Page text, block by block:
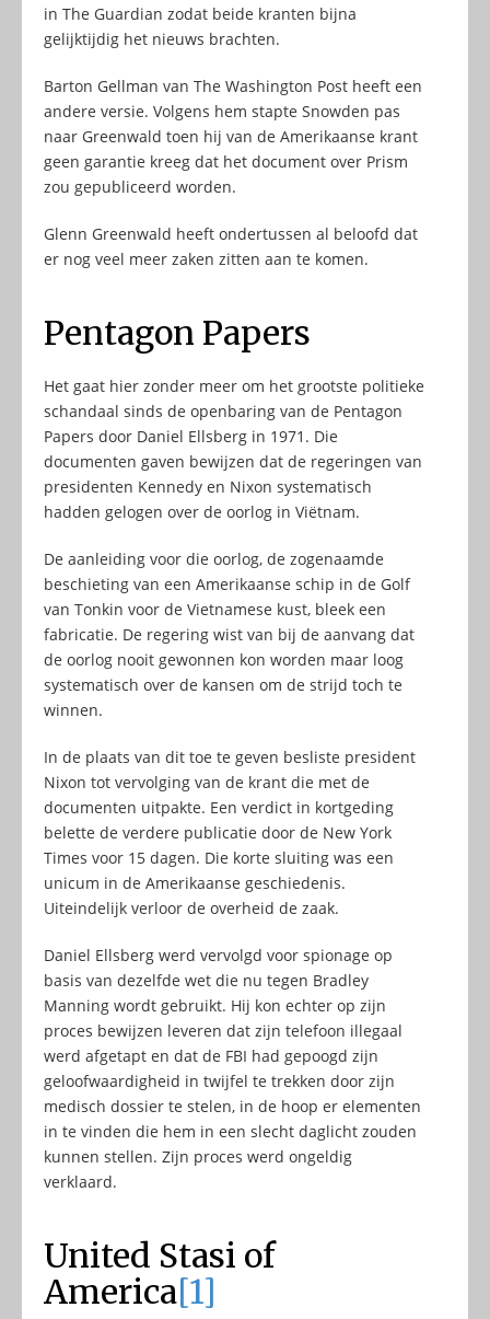
in The Guardian zodat beide kranten bijna
gelijktijdig het nieuws brachten.
Barton Gellman van The Washington Post heeft een
andere versie. Volgens hem stapte Snowden pas
naar Greenwald toen hij van de Amerikaanse krant
geen garantie kreeg dat het document over Prism
zou gepubliceerd worden.
Glenn Greenwald heeft ondertussen al beloofd dat
er nog veel meer zaken zitten aan te komen.
Pentagon Papers
Het gaat hier zonder meer om het grootste politieke
schandaal sinds de openbaring van de Pentagon
Papers door Daniel Ellsberg in 1971. Die
documenten gaven bewijzen dat de regeringen van
presidenten Kennedy en Nixon systematisch
hadden gelogen over de oorlog in Viëtnam.
De aanleiding voor die oorlog, de zogenaamde
beschieting van een Amerikaanse schip in de Golf
van Tonkin voor de Vietnamese kust, bleek een
fabricatie. De regering wist van bij de aanvang dat
de oorlog nooit gewonnen kon worden maar loog
systematisch over de kansen om de strijd toch te
winnen.
In de plaats van dit toe te geven besliste president
Nixon tot vervolging van de krant die met de
documenten uitpakte. Een verdict in kortgeding
belette de verdere publicatie door de New York
Times voor 15 dagen. Die korte sluiting was een
unicum in de Amerikaanse geschiedenis.
Uiteindelijk verloor de overheid de zaak.
Daniel Ellsberg werd vervolgd voor spionage op
basis van dezelfde wet die nu tegen Bradley
Manning wordt gebruikt. Hij kon echter op zijn
proces bewijzen leveren dat zijn telefoon illegaal
werd afgetapt en dat de FBI had gepoogd zijn
geloofwaardigheid in twijfel te trekken door zijn
medisch dossier te stelen, in de hoop er elementen
in te vinden die hem in een slecht daglicht zouden
kunnen stellen. Zijn proces werd ongeldig
verklaard.
United Stasi of
America[1]